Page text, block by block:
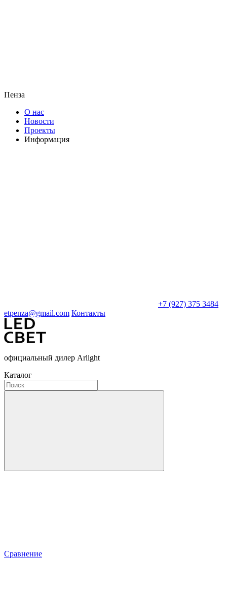
Пенза
О нас
Новости
Проекты
Информация
+7 (927) 375 3484
etpenza@gmail.com Контакты
официальный дилер Arlight
Каталог
Сравнение